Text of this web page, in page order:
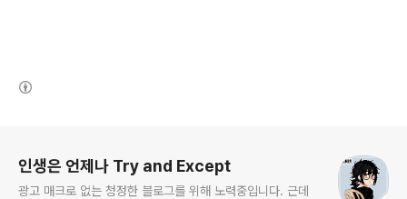
인생은 언제나 Try and Except
광고 매크로 없는 청정한 블로그를 위해 노력중입니다. 근데